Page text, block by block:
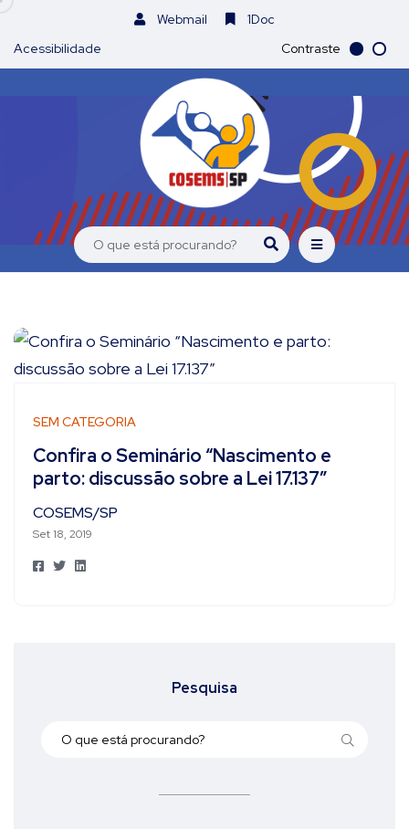
Webmail
1Doc
Acessibilidade
Contraste
SEM CATEGORIA
Confira o Seminário “Nascimento e
parto: discussão sobre a Lei 17.137″
COSEMS/SP
Set 18, 2019
Pesquisa